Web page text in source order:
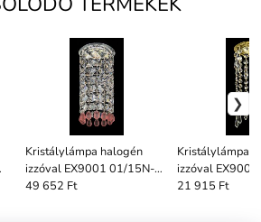
Kristálylámpa halogén
izzóval EX9001 01/15N-
3635/70/2020
49 652 Ft
Kristálylámpa
izzóval
184/2552S
21 915 Ft